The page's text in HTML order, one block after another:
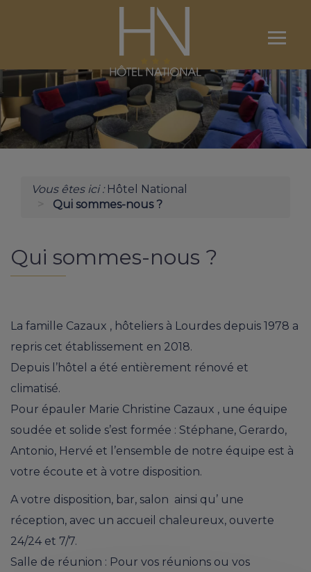
menu
L'HÔTEL
NOS CHAMBRES
LOURDES ET SES ENVIRONS
CONTACT
Vous êtes ici : Hôtel National
Qui sommes-nous ?
Qui sommes-nous ?
La famille Cazaux , hôteliers à Lourdes depuis 1978 a
repris cet établissement en 2018.
Depuis l’hôtel a été entièrement rénové et
climatisé.
Pour épauler Marie Christine Cazaux , une équipe
soudée et solide s’est formée : Stéphane, Gerardo,
Antonio, Hervé et l’ensemble de notre équipe est à
votre écoute et à votre disposition.
A votre disposition, bar, salon ainsi qu’ une
réception, avec un accueil chaleureux, ouverte
24/24 et 7/7.
Salle de réunion : Pour vos réunions ou vos